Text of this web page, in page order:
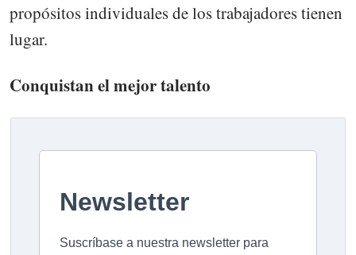
propósitos individuales de los trabajadores tienen
lugar.
Conquistan el mejor talento